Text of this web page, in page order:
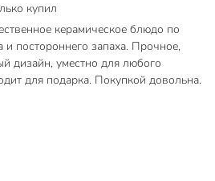
в уходе: его можно мыть в
Рельефный дизайн не требует
стандартного цикла мойки
купил
керамическое блюдо по
и постороннего запаха. Прочное,
дизайн, уместно для любого
для подарка. Покупкой довольна.